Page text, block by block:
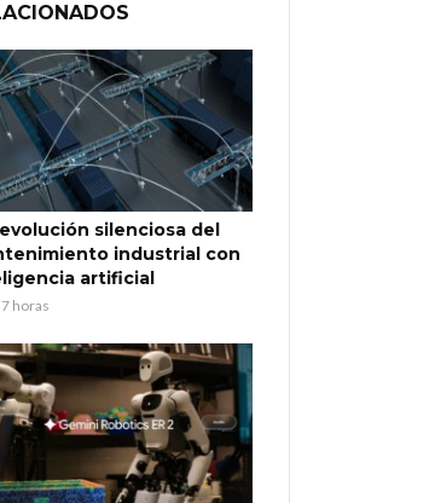
silenciosa del
industrial con
artificial
horas